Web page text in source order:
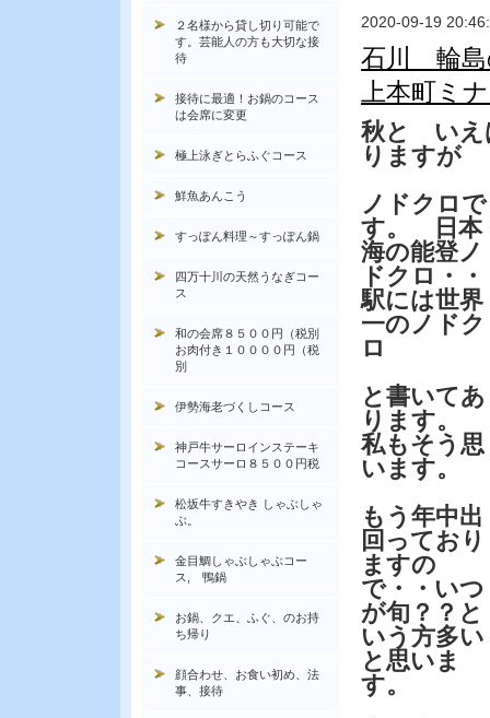
2020-09-19
石川 輪
上本町ミ
秋と いえ
りますが
ノドクロで
す。 日本
海の能登ノ
ドクロ・・
駅には世界
一のノドク
ロ
と書いてあ
ります。
私もそう思
います。
もう年中出
回っており
ますの
で・・いつ
が旬？？と
いう方多い
と思いま
す。
２名様から貸し切り可能で
す。芸能人の方も大切な接
待
接待に最適！お鍋のコース
は会席に変更
極上泳ぎとらふぐコース
鮮魚あんこう
すっぽん料理～すっぽん鍋
四万十川の天然うなぎコー
ス
和の会席８５００円（税別
お肉付き１００００円（税
別
伊勢海老づくしコース
神戸牛サーロインステーキ
コースサーロ８５００円税
松坂牛すきやき しゃぶしゃ
ぶ。
金目鯛しゃぶしゃぶコー
ス, 鴨鍋
お鍋、クエ、ふぐ、のお持
ち帰り
顔合わせ、お食い初め、法
事、接待